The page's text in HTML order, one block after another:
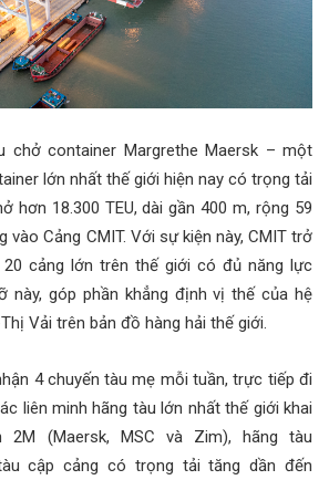
chở container Margrethe Maersk – một
lớn nhất thế giới hiện nay có trọng tải
hơn 18.300 TEU, dài gần 400 m, rộng 59
vào Cảng CMIT. Với sự kiện này, CMIT trở
cảng lớn trên thế giới có đủ năng lực
này, góp phần khẳng định vị thế của hệ
Vải trên bản đồ hàng hải thế giới.
4 chuyến tàu mẹ mỗi tuần, trực tiếp đi
liên minh hãng tàu lớn nhất thế giới khai
2M (Maersk, MSC và Zim), hãng tàu
cập cảng có trọng tải tăng dần đến